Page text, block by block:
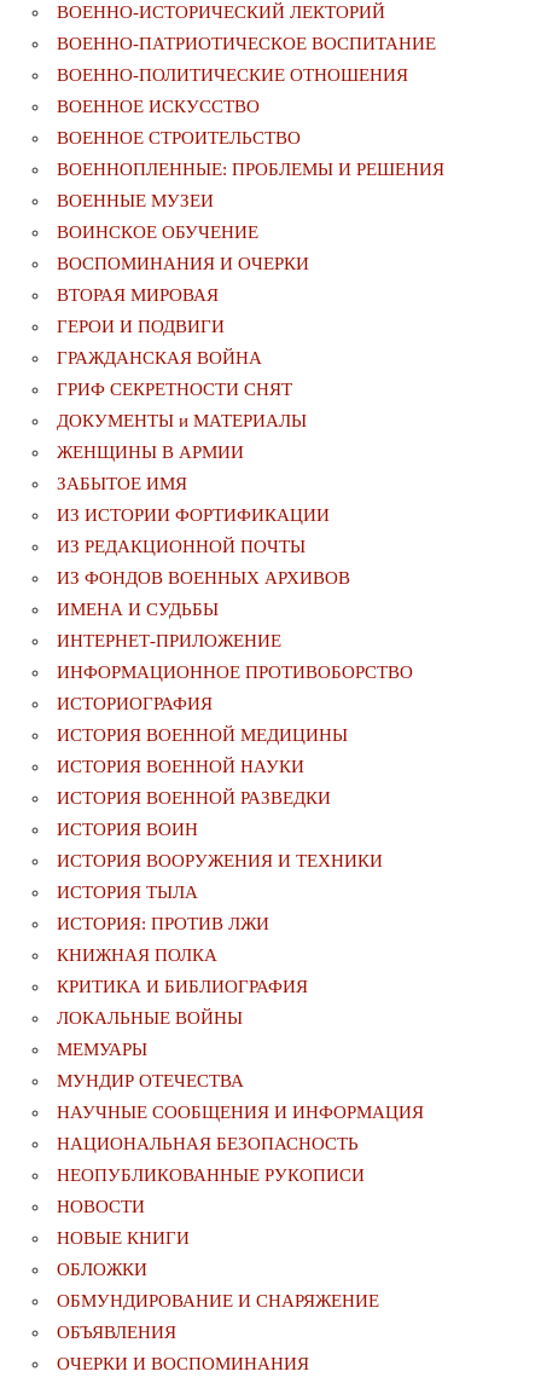
ВОЕННО-ИСТОРИЧЕСКИЙ ЛЕКТОРИЙ
ВОЕННО-ПАТРИОТИЧЕСКОЕ ВОСПИТАНИЕ
ВОЕННО-ПОЛИТИЧЕСКИE ОТНОШЕНИЯ
ВОЕННОЕ ИСКУССТВО
ВОЕННОЕ СТРОИТЕЛЬСТВО
ВОЕННОПЛЕННЫЕ: ПРОБЛЕМЫ И РЕШЕНИЯ
ВОЕННЫЕ МУЗЕИ
ВОИНСКОЕ ОБУЧЕНИЕ
ВОСПОМИНАНИЯ И ОЧЕРКИ
ВТОРАЯ МИРОВАЯ
ГЕРОИ И ПОДВИГИ
ГРАЖДАНСКАЯ ВОЙНА
ГРИФ СЕКРЕТНОСТИ СНЯТ
ДОКУМЕНТЫ и МАТЕРИАЛЫ
ЖЕНЩИНЫ В АРМИИ
ЗАБЫТОЕ ИМЯ
ИЗ ИСТОРИИ ФОРТИФИКАЦИИ
ИЗ РЕДАКЦИОННОЙ ПОЧТЫ
ИЗ ФОНДОВ ВОЕННЫХ АРХИВОВ
ИМЕНА И СУДЬБЫ
ИНТЕРНЕТ-ПРИЛОЖЕНИЕ
ИНФОРМАЦИОННОЕ ПРОТИВОБОРСТВО
ИСТОРИОГРАФИЯ
ИСТОРИЯ ВОЕННОЙ МЕДИЦИНЫ
ИСТОРИЯ ВОЕННОЙ НАУКИ
ИСТОРИЯ ВОЕННОЙ РАЗВЕДКИ
ИСТОРИЯ ВОИН
ИСТОРИЯ ВООРУЖЕНИЯ И ТЕХНИКИ
ИСТОРИЯ ТЫЛА
ИСТОРИЯ: ПРОТИВ ЛЖИ
КНИЖНАЯ ПОЛКА
КРИТИКА И БИБЛИОГРАФИЯ
ЛОКАЛЬНЫЕ ВОЙНЫ
МЕМУАРЫ
МУНДИР ОТЕЧЕСТВА
НАУЧНЫЕ СООБЩЕНИЯ И ИНФОРМАЦИЯ
НАЦИОНАЛЬНАЯ БЕЗОПАСНОСТЬ
НЕОПУБЛИКОВАННЫЕ РУКОПИСИ
НОВОСТИ
НОВЫЕ КНИГИ
ОБЛОЖКИ
ОБМУНДИРОВАНИЕ И СНАРЯЖЕНИЕ
ОБЪЯВЛЕНИЯ
ОЧЕРКИ И ВОСПОМИНАНИЯ